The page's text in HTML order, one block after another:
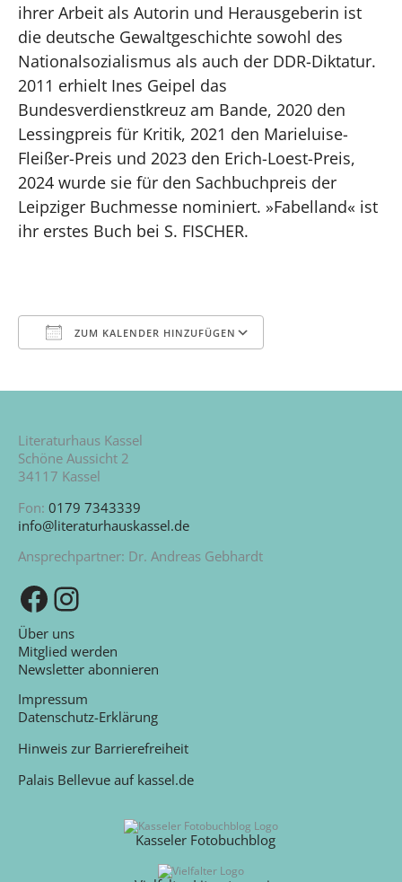
ihrer Arbeit als Autorin und Herausgeberin ist
die deutsche Gewaltgeschichte sowohl des
Nationalsozialismus als auch der DDR-Diktatur.
2011 erhielt Ines Geipel das
Bundesverdienstkreuz am Bande, 2020 den
Lessingpreis für Kritik, 2021 den Marieluise-
Fleißer-Preis und 2023 den Erich-Loest-Preis,
2024 wurde sie für den Sachbuchpreis der
Leipziger Buchmesse nominiert. »Fabelland« ist
ihr erstes Buch bei S. FISCHER.
ZUM KALENDER HINZUFÜGEN
Literaturhaus Kassel
Schöne Aussicht 2
34117 Kassel
Fon: 0179 7343339
info@literaturhauskassel.de
Ansprechpartner: Dr. Andreas Gebhardt
Zu unserer Facebook-SeiteZu unserem Instagram-Kanal
Über uns
Mitglied werden
Newsletter abonnieren
Impressum
Datenschutz-Erklärung
Hinweis zur Barrierefreiheit
Palais Bellevue auf kassel.de
Kasseler Fotobuchblog